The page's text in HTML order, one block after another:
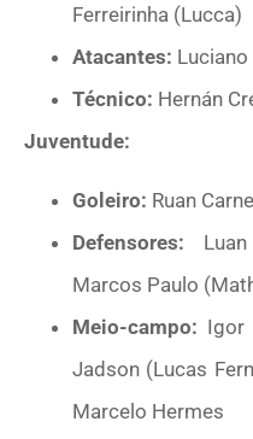
Ferreirinha (Lucca)
Atacantes:
Técnico: Hernán
Juventude:
Goleiro: Ruan
Defensores:
Marcos Paulo
Meio-campo: Igor
Jadson (Lucas
Marcelo Hermes